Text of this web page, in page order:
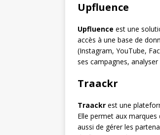
Upfluence
Upfluence est une
accès à une base de
(Instagram, YouTube,
ses campagnes,
Traackr
Traackr est une
Elle permet aux
aussi de gérer les